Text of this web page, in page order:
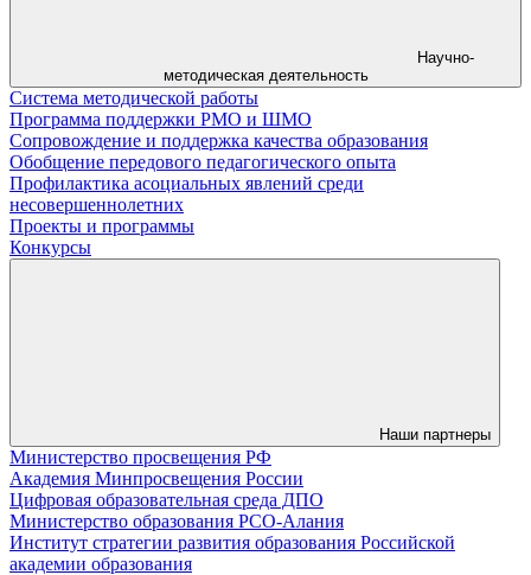
Научно-
методическая деятельность
Система методической работы
Программа поддержки РМО и ШМО
Сопровождение и поддержка качества образования
Обобщение передового педагогического опыта
Профилактика асоциальных явлений среди
несовершеннолетних
Проекты и программы
Конкурсы
Наши партнеры
Министерство просвещения РФ
Академия Минпросвещения России
Цифровая образовательная среда ДПО
Министерство образования РСО-Алания
Институт стратегии развития образования Российской
академии образования